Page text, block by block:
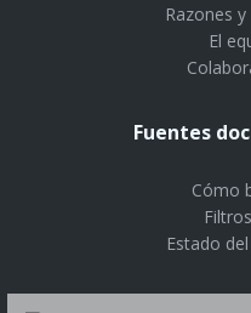
Razones
El
Fuentes
Cómo
Estado